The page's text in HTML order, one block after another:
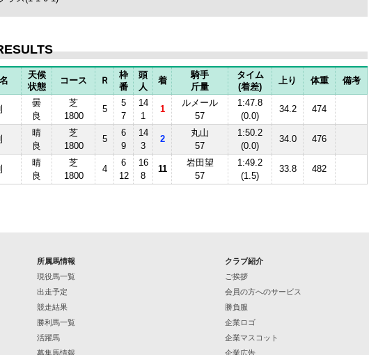
天候
状態
コース Ｒ
枠
番
頭
人
着
騎手
斤量
タイム
(着差)
上り 体重 備考
曇
良
芝
1800
5
5
7
14
1
1
ルメール
57
1:47.8
(0.0)
34.2 474
晴
良
芝
1800
5
6
9
14
3
2
丸山
57
1:50.2
(0.0)
34.0 476
晴
良
芝
1800
4
6
12
16
8
11
岩田望
57
1:49.2
(1.5)
33.8 482
所属馬情報
現役馬一覧
出走予定
競走結果
勝利馬一覧
活躍馬
募集馬情報
クラブ紹介
ご挨拶
会員の方へのサービス
勝負服
企業ロゴ
企業マスコット
企業広告